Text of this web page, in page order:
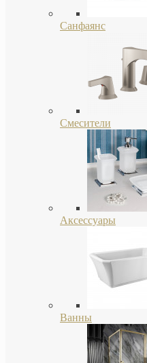
Санфаянс
Смесители
Аксессуары
Ванны